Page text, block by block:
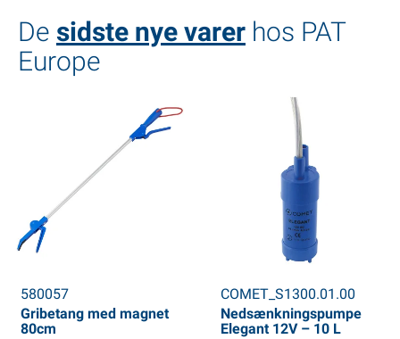
De sidste nye varer hos PAT
Europe
580057
Gribetang med magnet
80cm
COMET_S1300.01.00
Nedsænkningspumpe
Elegant 12V – 10 L